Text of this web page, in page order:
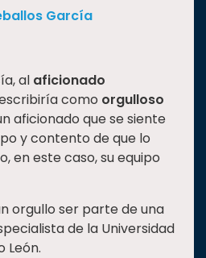
García
al aficionado
como orgulloso
aficionado que se siente
y contento de que lo
en este caso, su equipo
orgullo ser parte de una
de la Universidad
León.